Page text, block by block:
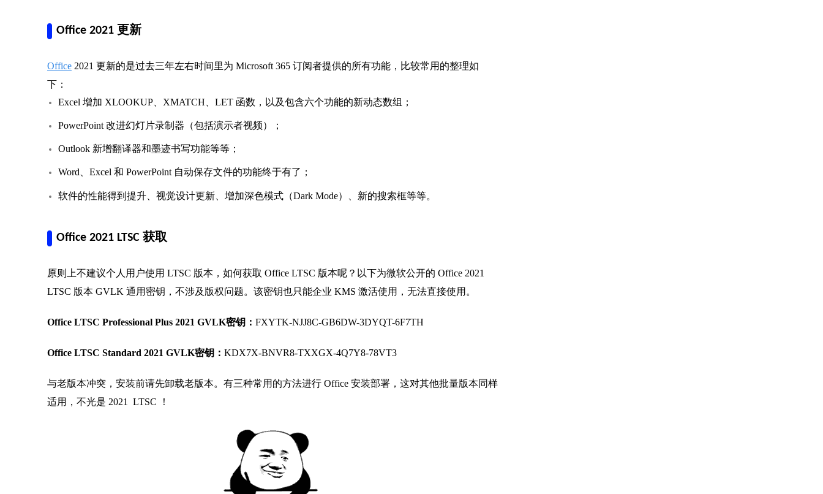
Office 2021 更新
Office 2021 更新的是过去三年左右时间里为 Microsoft 365 订阅者提供的所有功能，比较常用的整理如
下：
Excel 增加 XLOOKUP、XMATCH、LET 函数，以及包含六个功能的新动态数组；
PowerPoint 改进幻灯片录制器（包括演示者视频）；
Outlook 新增翻译器和墨迹书写功能等等；
Word、Excel 和 PowerPoint 自动保存文件的功能终于有了；
软件的性能得到提升、视觉设计更新、增加深色模式（Dark Mode）、新的搜索框等等。
Office 2021 LTSC 获取
原则上不建议个人用户使用 LTSC 版本，如何获取 Office LTSC 版本呢？以下为微软公开的 Office 2021
LTSC 版本 GVLK 通用密钥，不涉及版权问题。该密钥也只能企业 KMS 激活使用，无法直接使用。
Office LTSC Professional Plus 2021 GVLK密钥： FXYTK-NJJ8C-GB6DW-3DYQT-6F7TH
Office LTSC Standard 2021 GVLK密钥： KDX7X-BNVR8-TXXGX-4Q7Y8-78VT3
与老版本冲突，安装前请先卸载老版本。有三种常用的方法进行 Office 安装部署，这对其他批量版本同样
适用，不光是 2021 LTSC ！